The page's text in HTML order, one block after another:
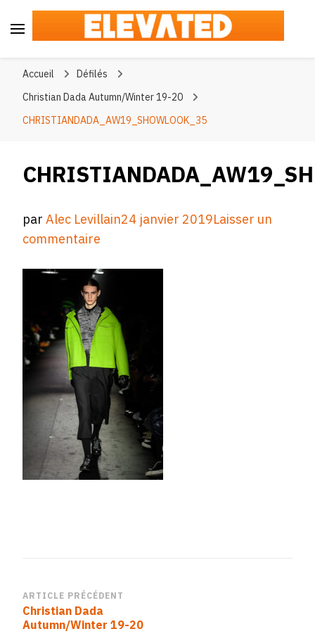
Accueil
Défilés
Christian Dada Autumn/Winter 19-20
CHRISTIANDADA_AW19_SHOWLOOK_35
parAlec Levillain24 janvier 2019Laisser un
commentaire
Navigation
d’article
ARTICLE PRÉCÉDENT
Christian Dada
Autumn/Winter 19-20